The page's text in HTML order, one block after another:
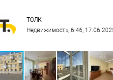
ТОЛК
Недвижимость, 6:46,